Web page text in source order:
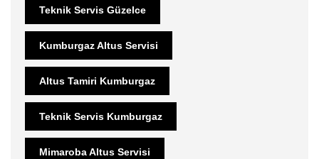
Teknik Servis Güzelce
Kumburgaz Altus Servisi
Altus Tamiri Kumburgaz
Teknik Servis Kumburgaz
Mimaroba Altus Servisi